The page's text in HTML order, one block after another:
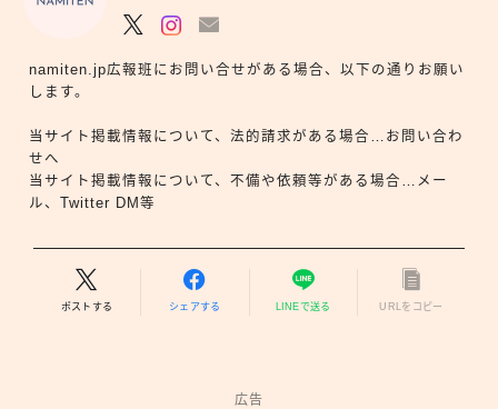
namiten.jp広報班にお問い合せがある場合、以下の通りお願い
します。
当サイト掲載情報について、法的請求がある場合…お問い合わ
せへ
当サイト掲載情報について、不備や依頼等がある場合…メー
ル、Twitter DM等
ポストする シェアする LINEで送る URLをコピー
広告